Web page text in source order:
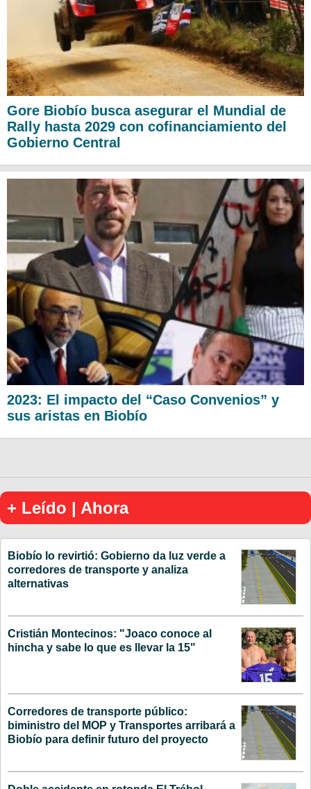
Gore Biobío busca asegurar el Mundial de
Rally hasta 2029 con cofinanciamiento del
Gobierno Central
2023: El impacto del “Caso Convenios” y
sus aristas en Biobío
+ Leído | Ahora
Biobío lo revirtió: Gobierno da luz verde a
corredores de transporte y analiza
alternativas
Cristián Montecinos: "Joaco conoce al
hincha y sabe lo que es llevar la 15"
Corredores de transporte público:
biministro del MOP y Transportes arribará a
Biobío para definir futuro del proyecto